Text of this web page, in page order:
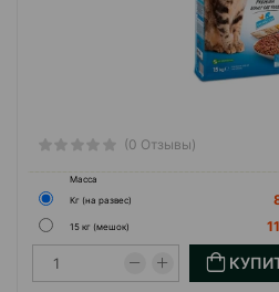
(0 Отзывы)
Масса
Кг (на развес)
15 кг (мешок)